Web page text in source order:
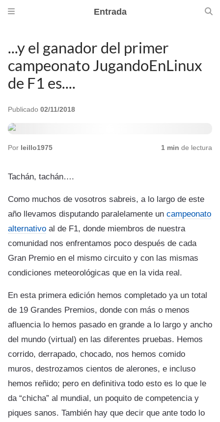
Entrada
...y el ganador del primer
campeonato JugandoEnLinux
de F1 es....
Publicado 02/11/2018
Por leillo1975 1 min de lectura
Tachán, tachán….
Como muchos de vosotros sabreis, a lo largo de este
año llevamos disputando paralelamente un campeonato
alternativo al de F1, donde miembros de nuestra
comunidad nos enfrentamos poco después de cada
Gran Premio en el mismo circuito y con las mismas
condiciones meteorológicas que en la vida real.
En esta primera edición hemos completado ya un total
de 19 Grandes Premios, donde con más o menos
afluencia lo hemos pasado en grande a lo largo y ancho
del mundo (virtual) en las diferentes pruebas. Hemos
corrido, derrapado, chocado, nos hemos comido
muros, destrozamos cientos de alerones, e incluso
hemos reñido; pero en definitiva todo esto es lo que le
da “chicha” al mundial, un poquito de competencia y
piques sanos. También hay que decir que ante todo lo